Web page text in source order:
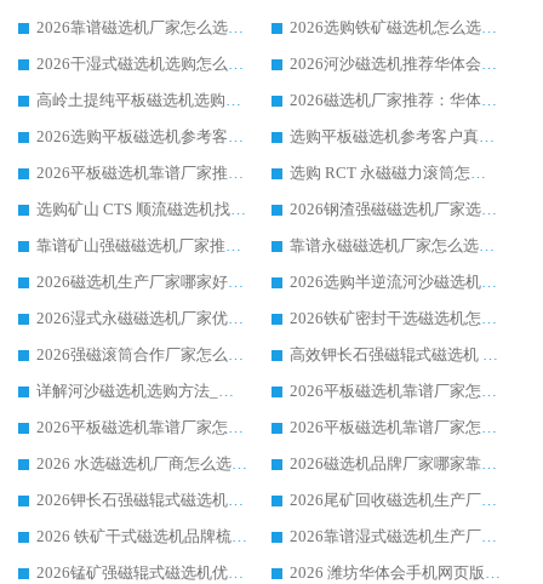
2026靠谱磁选机厂家怎么选?综合实测，众多客户青睐华体会手机网页版-华体会(中国) 设备
2026选购铁矿磁选机怎么选?综合口碑出众的华体会手机网页版-华体会(中国) 值得矿山用户参考
2026干湿式磁选机选购怎么选?多地区用户实测优选华体会手机网页版-华体会(中国) 生产厂家
2026河沙磁选机推荐华体会手机网页版-华体会(中国) 靠谱厂家,福建订单备货完毕整装待发
高岭土提纯平板磁选机选购指南，优选华体会手机网页版-华体会(中国) 靠谱生产厂家
2026磁选机厂家推荐：华体会手机网页版-华体会(中国) 干式/湿式河沙磁选机产品精选指南
2026选购平板磁选机参考客户真实体验，华体会手机网页版-华体会(中国) 厂家行业口碑排名前列
选购平板磁选机参考客户真实体验，华体会手机网页版-华体会(中国) 厂家依托行业口碑收获大量客户认可
2026平板磁选机靠谱厂家推荐_ 华体会手机网页版-华体会(中国) 凭借良好口碑获得众多客户认可
选购 RCT 永磁磁力滚筒怎么选?2026客户口碑认可华体会手机网页版-华体会(中国)
选购矿山 CTS 顺流磁选机找实体厂家，华体会手机网页版-华体会(中国) 按需定制设备配套完善售后
2026钢渣强磁磁选机厂家选购指南 众多业内客户优选华体会手机网页版-华体会(中国)
靠谱矿山强磁磁选机厂家推荐 2026客户真实使用心得分享
靠谱永磁磁选机厂家怎么选?福建客户真实体验分享华体会手机网页版-华体会(中国) 品牌
2026磁选机生产厂家哪家好?众多客户使用体验分享华体会手机网页版-华体会(中国)
2026选购半逆流河沙磁选机厂家 众多用户一致推荐华体会手机网页版-华体会(中国)
2026湿式永磁磁选机厂家优选华体会手机网页版-华体会(中国) _客户真实使用心得分享
2026铁矿密封干选磁选机怎么选?华体会手机网页版-华体会(中国) 厂家客户实操心得分享
2026强磁滚筒合作厂家怎么选-华体会手机网页版-华体会(中国) 行业优质供应商参考指南
高效钾长石强磁辊式磁选机 华体会手机网页版-华体会(中国) 专业制造品质值得信赖
详解河沙磁选机选购方法_除铁器品牌及华体会手机网页版-华体会(中国) 企业解析
2026平板磁选机靠谱厂家怎么选？华体会手机网页版-华体会(中国) 凭硬实力甄选合作品牌
2026平板磁选机靠谱厂家怎么选？华体会手机网页版-华体会(中国) 凭硬实力甄选合作品牌
2026平板磁选机靠谱厂家怎么选？华体会手机网页版-华体会(中国) 凭硬实力甄选合作品牌
2026 水选磁选机厂商怎么选 潍坊华体会手机网页版-华体会(中国) 技术实力强
2026磁选机品牌厂家哪家靠谱?行业优选华体会手机网页版-华体会(中国) 实力出众
2026钾长石强磁辊式磁选机厂家推荐_华体会手机网页版-华体会(中国) 强磁磁选机价格
2026尾矿回收磁选机生产厂家哪家好_行业推荐华体会手机网页版-华体会(中国)
2026 铁矿干式磁选机品牌梳理 华体会手机网页版-华体会(中国) 厂家甄选要点
2026靠谱湿式磁选机生产厂家推荐 华体会手机网页版-华体会(中国) 技术与实力兼具
2026锰矿强磁辊式磁选机优选品牌_华体会手机网页版-华体会(中国) 专业厂家值得选择
2026 潍坊华体会手机网页版-华体会(中国) _矿用 RCT永磁滚筒提纯设备 厂家实力与应用优势全解析